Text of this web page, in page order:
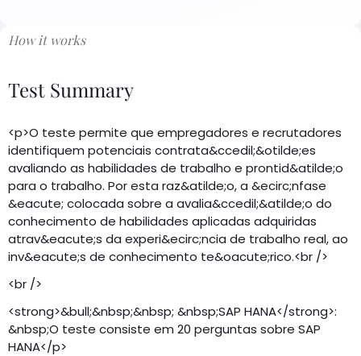
How it works
Test Summary
<p>O teste permite que empregadores e recrutadores
identifiquem potenciais contrata&ccedil;&otilde;es
avaliando as habilidades de trabalho e prontid&atilde;o
para o trabalho. Por esta raz&atilde;o, a &ecirc;nfase
&eacute; colocada sobre a avalia&ccedil;&atilde;o do
conhecimento de habilidades aplicadas adquiridas
atrav&eacute;s da experi&ecirc;ncia de trabalho real, ao
inv&eacute;s de conhecimento te&oacute;rico.<br />
<br />
<strong>&bull;&nbsp;&nbsp; &nbsp;SAP HANA</strong>:
&nbsp;O teste consiste em 20 perguntas sobre SAP
HANA</p>